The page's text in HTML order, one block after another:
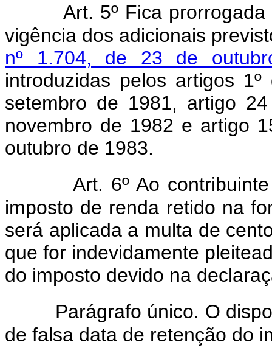
Art. 5º Fica
vigência dos adicionais
nº 1.704, de 23 de
introduzidas pelos artigos
setembro de 1981, artigo
novembro de 1982 e artigo
outubro de 1983.
Art. 6º Ao
imposto de renda retido na
será aplicada a multa de
que for indevidamente
do imposto devido na
Parágrafo único. O
de falsa data de retenção do